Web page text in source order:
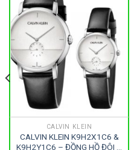
CALVIN KLEIN
CALVIN KLEIN K9H2X1C6 &
K9H2Y1C6 – ĐỒNG HỒ ĐÔI –